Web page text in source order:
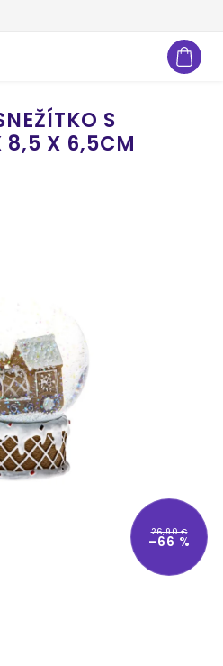
Hľadať
S
8,5 X 6,5CM
26,90 €
–66 %